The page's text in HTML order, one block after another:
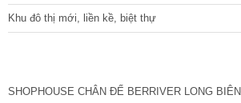
Khu đô thị mới, liền kề, biệt thự
SHOPHOUSE CHÂN ĐẾ BERRIVER LONG BIÊN